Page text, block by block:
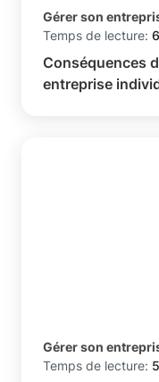
Gérer son
Temps de lecture:
Conséquences
entreprise
Gérer son
Temps de lecture: